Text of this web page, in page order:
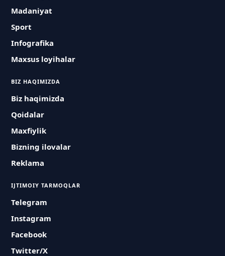
Madaniyat
Sport
Infografika
Maxsus loyihalar
BIZ HAQIMIZDA
Biz haqimizda
Qoidalar
Maxfiylik
Bizning ilovalar
Reklama
IJTIMOIY TARMOQLAR
Telegram
Instagram
Facebook
Twitter/X